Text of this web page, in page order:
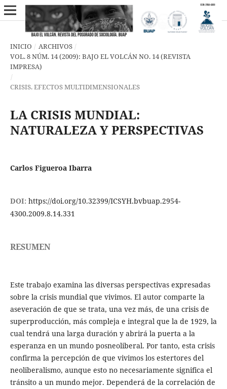
INICIO / ARCHIVOS /
VOL. 8 NÚM. 14 (2009): BAJO EL VOLCÁN NO. 14 (REVISTA
IMPRESA)
/
CRISIS. EFECTOS MULTIDIMENSIONALES
LA CRISIS MUNDIAL:
NATURALEZA Y PERSPECTIVAS
Carlos Figueroa Ibarra
DOI: https://doi.org/10.32399/ICSYH.bvbuap.2954-
4300.2009.8.14.331
RESUMEN
Este trabajo examina las diversas perspectivas expresadas
sobre la crisis mundial que vivimos. El autor comparte la
aseveración de que se trata, una vez más, de una crisis de
superproducción, más compleja e integral que la de 1929, la
cual tendrá una larga duración y abrirá la puerta a la
esperanza en un mundo posneoliberal. Por tanto, esta crisis
confirma la percepción de que vivimos los estertores del
neoliberalismo, aunque esto no necesariamente significa el
tránsito a un mundo mejor. Dependerá de la correlación de